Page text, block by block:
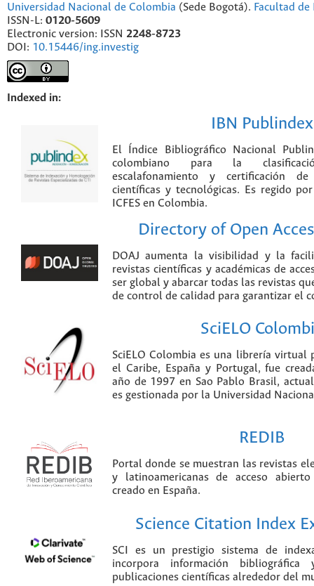
Universidad Nacional de Colombia (Sede Bogotá). Facultad
ISSN-L: 0120-5609
Electronic version: ISSN 2248-8723
DOI: 10.15446/ing.investig
Indexed in:
IBN Publindex
El Índice Bibliográfico Nacional
colombiano para la
escalafonamiento y certificación
científicas y tecnológicas. Es regido
ICFES en Colombia.
Directory of Open
DOAJ aumenta la visibilidad y la
revistas científicas y académicas de
ser global y abarcar todas las revistas
de control de calidad para garantizar el
SciELO
SciELO Colombia es una librería virtual
el Caribe, España y Portugal, fue
año de 1997 en Sao Pablo Brasil,
es gestionada por la Universidad
REDIB
Portal donde se muestran las revistas
y latinoamericanas de acceso
creado en España.
Science Citation Index
SCI es un prestigio sistema de
incorpora información
publicaciones científicas alrededor del